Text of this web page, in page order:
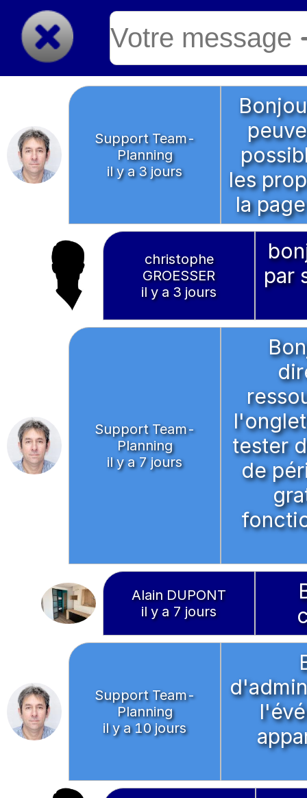
Support Team-
Planning
il y a 3 jours
les
la
christophe
GROESSER
il y a 3 jours
par
Support Team-
Planning
il y a 7 jours
tester
de
Alain DUPONT
il y a 7 jours
Support Team-
Planning
il y a 10 jours